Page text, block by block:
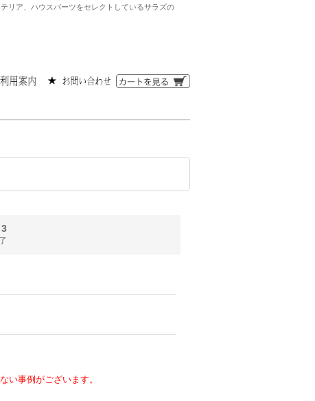
リア、ハウスパーツをセレクトしているサラズの
い事例がございます。